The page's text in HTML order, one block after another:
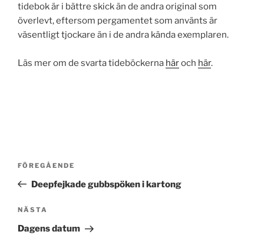
tidebok är i bättre skick än de andra original som
överlevt, eftersom pergamentet som använts är
väsentligt tjockare än i de andra kända exemplaren.
Läs mer om de svarta tideböckerna häroch här.
Inläggsnavigering
Föregående
inlägg
FÖREGÅENDE
Deepfejkade gubbspöken i kartong
Nästa
inlägg
NÄSTA
Dagens datum